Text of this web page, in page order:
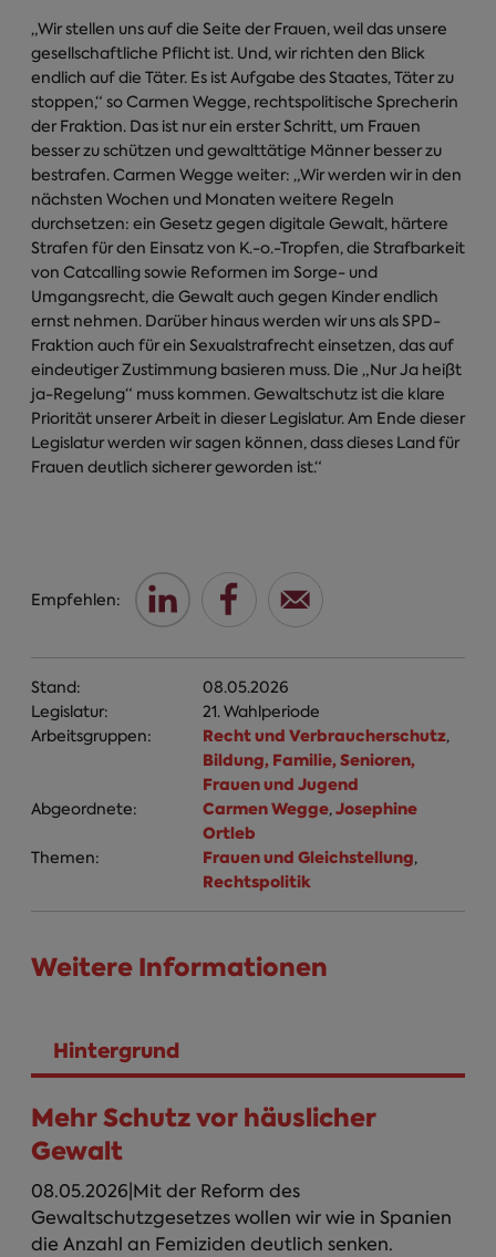
„Wir stellen uns auf die Seite der Frauen, weil das unsere
gesellschaftliche Pflicht ist. Und, wir richten den Blick
endlich auf die Täter. Es ist Aufgabe des Staates, Täter zu
stoppen,“ so Carmen Wegge, rechtspolitische Sprecherin
der Fraktion. Das ist nur ein erster Schritt, um Frauen
besser zu schützen und gewalttätige Männer besser zu
bestrafen. Carmen Wegge weiter: „Wir werden wir in den
nächsten Wochen und Monaten weitere Regeln
durchsetzen: ein Gesetz gegen digitale Gewalt, härtere
Strafen für den Einsatz von K.-o.-Tropfen, die Strafbarkeit
von Catcalling sowie Reformen im Sorge- und
Umgangsrecht, die Gewalt auch gegen Kinder endlich
ernst nehmen. Darüber hinaus werden wir uns als SPD-
Fraktion auch für ein Sexualstrafrecht einsetzen, das auf
eindeutiger Zustimmung basieren muss. Die „Nur Ja heißt
ja-Regelung“ muss kommen. Gewaltschutz ist die klare
Priorität unserer Arbeit in dieser Legislatur. Am Ende dieser
Legislatur werden wir sagen können, dass dieses Land für
Frauen deutlich sicherer geworden ist.“
Empfehlen:
Stand:
08.05.2026
Legislatur:
21. Wahlperiode
Arbeitsgruppen:
Recht und Verbraucherschutz,
Bildung, Familie, Senioren,
Frauen und Jugend
Abgeordnete: Carmen Wegge,Josephine
Ortleb
Themen: Frauen und Gleichstellung,
Rechtspolitik
Weitere Informationen
Hintergrund
Mehr Schutz vor häuslicher
Gewalt
08.05.2026|Mit der Reform des
Gewaltschutzgesetzes wollen wir wie in Spanien
die Anzahl an Femiziden deutlich senken.